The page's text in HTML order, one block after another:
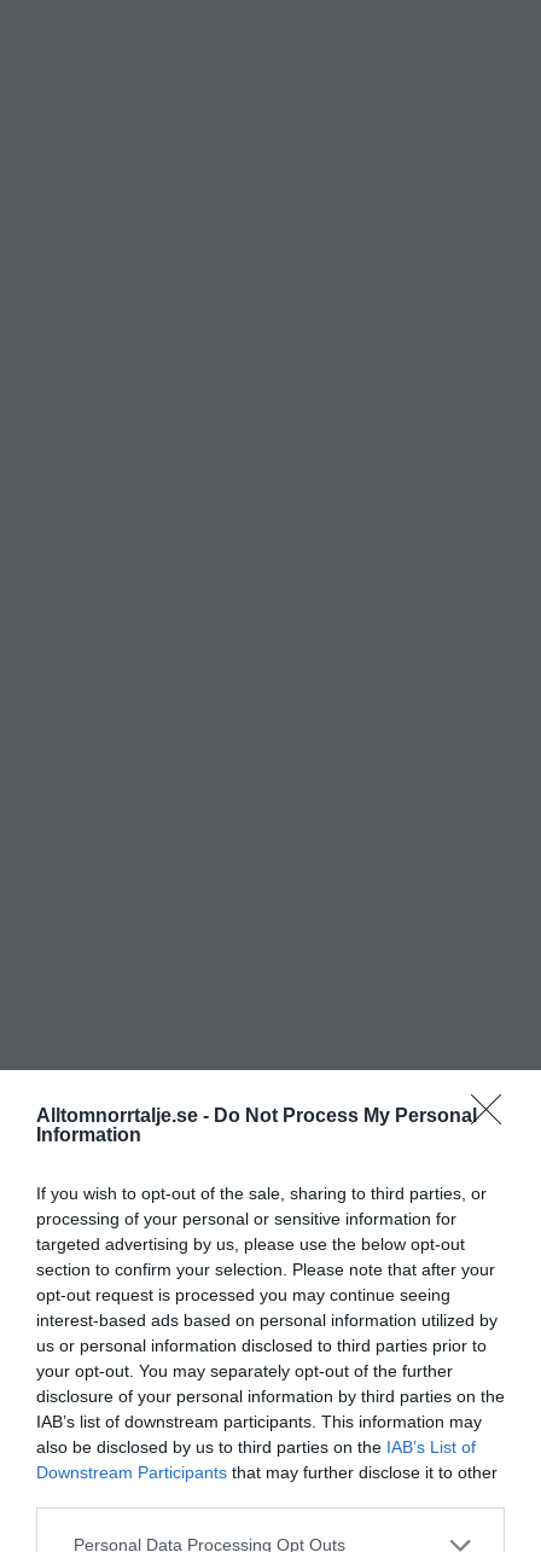
Alltomnorrtalje.se - Do Not Process My Personal
Information
If you wish to opt-out of the sale, sharing to third parties, or
processing of your personal or sensitive information for
targeted advertising by us, please use the below opt-out
section to confirm your selection. Please note that after your
opt-out request is processed you may continue seeing
interest-based ads based on personal information utilized by
us or personal information disclosed to third parties prior to
your opt-out. You may separately opt-out of the further
disclosure of your personal information by third parties on the
IAB’s list of downstream participants. This information may
also be disclosed by us to third parties on the IAB’s List of
Downstream Participants that may further disclose it to other
Personal Data Processing Opt Outs